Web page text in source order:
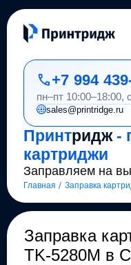
Принтридж-
картриджи
Заправляем на
Главная / Заправка
+7 994
пн–пт 10:00–18:00,
sales@printridge.ru
Заправка
TK-5280M в